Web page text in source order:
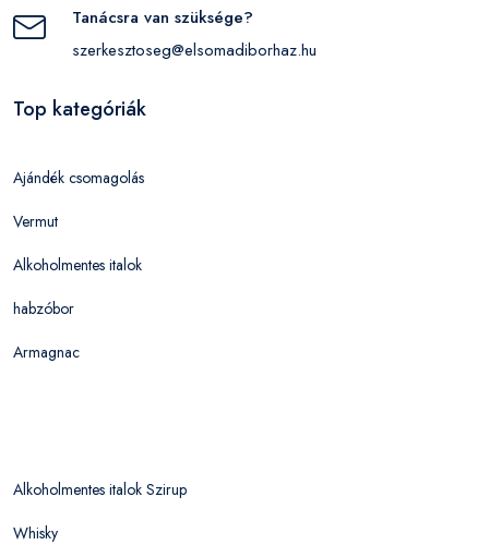
Tanácsra van szüksége?
szerkesztoseg@elsomadiborhaz.hu
Top kategóriák
Ajándék csomagolás
Vermut
Alkoholmentes italok
habzóbor
Armagnac
Alkoholmentes italok Szirup
Whisky